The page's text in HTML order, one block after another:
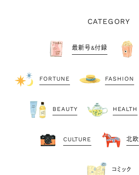
CATEGORY
最新号&付録
FORTUNE FASHION
BEAUTY HEALTH
CULTURE 北欧
コミック